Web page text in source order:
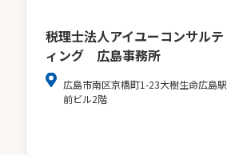
税理士法人アイユーコンサルテ
ィング 広島事務所
広島市南区京橋町1-23大樹生命広島駅
前ビル2階